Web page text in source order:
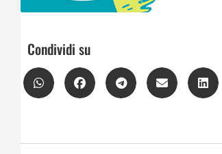
Condividi su